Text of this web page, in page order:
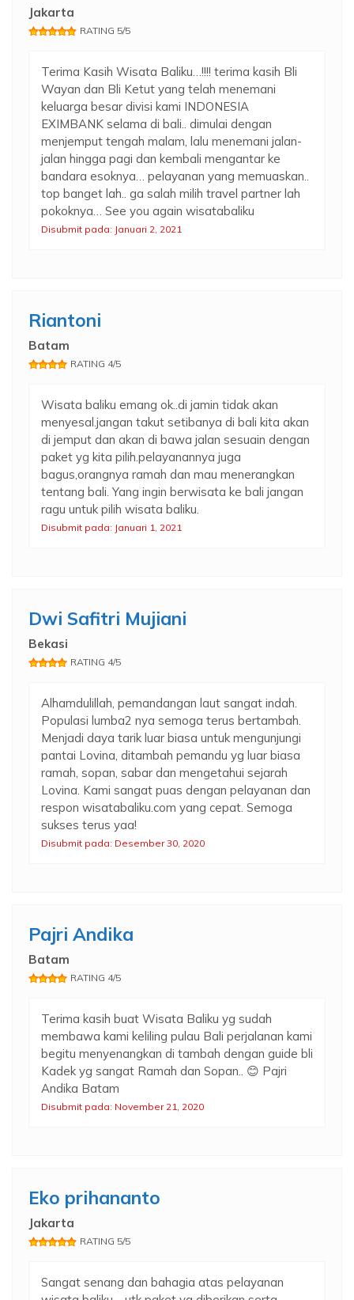
Jakarta
RATING 5/5
Terima Kasih Wisata Baliku…!!!! terima kasih Bli
Wayan dan Bli Ketut yang telah menemani
keluarga besar divisi kami INDONESIA
EXIMBANK selama di bali.. dimulai dengan
menjemput tengah malam, lalu menemani jalan-
jalan hingga pagi dan kembali mengantar ke
bandara esoknya… pelayanan yang memuaskan..
top banget lah.. ga salah milih travel partner lah
pokoknya… See you again wisatabaliku
Disubmit pada: Januari 2, 2021
Riantoni
Batam
RATING 4/5
Wisata baliku emang ok..di jamin tidak akan
menyesal.jangan takut setibanya di bali kita akan
di jemput dan akan di bawa jalan sesuain dengan
paket yg kita pilih.pelayanannya juga
bagus,orangnya ramah dan mau menerangkan
tentang bali. Yang ingin berwisata ke bali jangan
ragu untuk pilih wisata baliku.
Disubmit pada: Januari 1, 2021
Dwi Safitri Mujiani
Bekasi
RATING 4/5
Alhamdulillah, pemandangan laut sangat indah.
Populasi lumba2 nya semoga terus bertambah.
Menjadi daya tarik luar biasa untuk mengunjungi
pantai Lovina, ditambah pemandu yg luar biasa
ramah, sopan, sabar dan mengetahui sejarah
Lovina. Kami sangat puas dengan pelayanan dan
respon wisatabaliku.com yang cepat. Semoga
sukses terus yaa!
Disubmit pada: Desember 30, 2020
Pajri Andika
Batam
RATING 4/5
Terima kasih buat Wisata Baliku yg sudah
membawa kami keliling pulau Bali perjalanan kami
begitu menyenangkan di tambah dengan guide bli
Kadek yg sangat Ramah dan Sopan.. 😊 Pajri
Andika Batam
Disubmit pada: November 21, 2020
Eko prihananto
Jakarta
RATING 5/5
Sangat senang dan bahagia atas pelayanan